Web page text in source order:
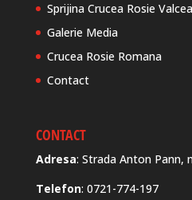
Sprijina Crucea Rosie Valcea
Galerie Media
Crucea Rosie Romana
Contact
CONTACT
Adresa: Strada Anton Pann,
Telefon: 0721-774-197